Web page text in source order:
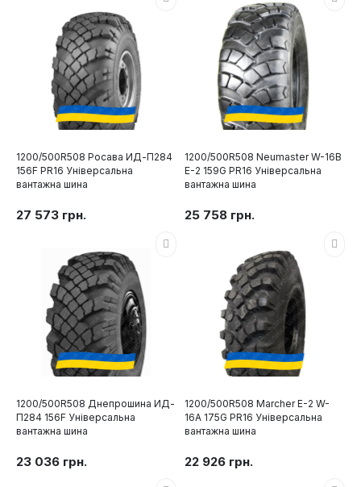
1200/500R508 Росава ИД-П284
156F PR16 Універсальна
вантажна шина
27 573 грн.
1200/500R508 Neumaster W-16B
E-2 159G PR16 Універсальна
вантажна шина
25 758 грн.
1200/500R508 Днепрошина ИД-
П284 156F Універсальна
вантажна шина
23 036 грн.
1200/500R508 Marcher E-2 W-
16A 175G PR16 Універсальна
вантажна шина
22 926 грн.